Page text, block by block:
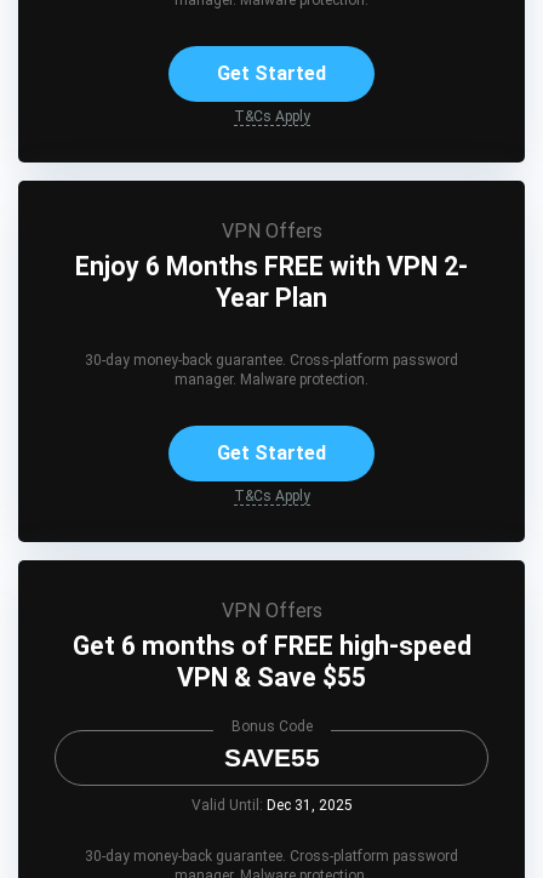
Get Started
T&Cs Apply
VPN Offers
Enjoy 6 Months FREE with VPN 2-
Year Plan
30-day money-back guarantee. Cross-platform password
manager. Malware protection.
Get Started
T&Cs Apply
VPN Offers
Get 6 months of FREE high-speed
VPN & Save $55
SAVE55
Bonus Code
Valid Until: Dec 31, 2025
30-day money-back guarantee. Cross-platform password